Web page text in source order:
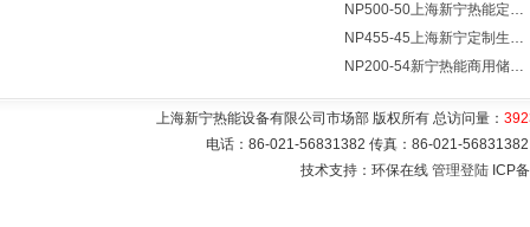
NP500-50上海新宁热能定制各式不锈钢水箱容器
NP455-45上海新宁定制生产各式不锈钢容器
NP200-54新宁热能商用储水式电热水器V=200升N=54千瓦
上海新宁热能设备有限公司市场部 版权所有 总访问量：
电话：86-021-56831382 传真：86-021-
技术支持：环保在线 管理登陆 ICP